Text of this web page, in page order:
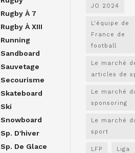
Rugby À 7
Rugby À XIII
Running
Sandboard
Sauvetage
Secourisme
Skateboard
Ski
Snowboard
Sp. D'hiver
Sp. De Glace
JO 2024
L'équipe de
France de
football
Le marché
articles de
Le marché
sponsoring
Le marché
sport
LFP Liga